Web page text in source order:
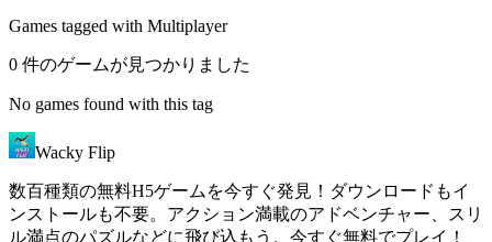
Games tagged with Multiplayer
0 件のゲームが見つかりました
No games found with this tag
Wacky Flip
数百種類の無料H5ゲームを今すぐ発見！ダウンロードもイ
ンストールも不要。アクション満載のアドベンチャー、スリ
ル満点のパズルなどに飛び込もう。今すぐ無料でプレイ！